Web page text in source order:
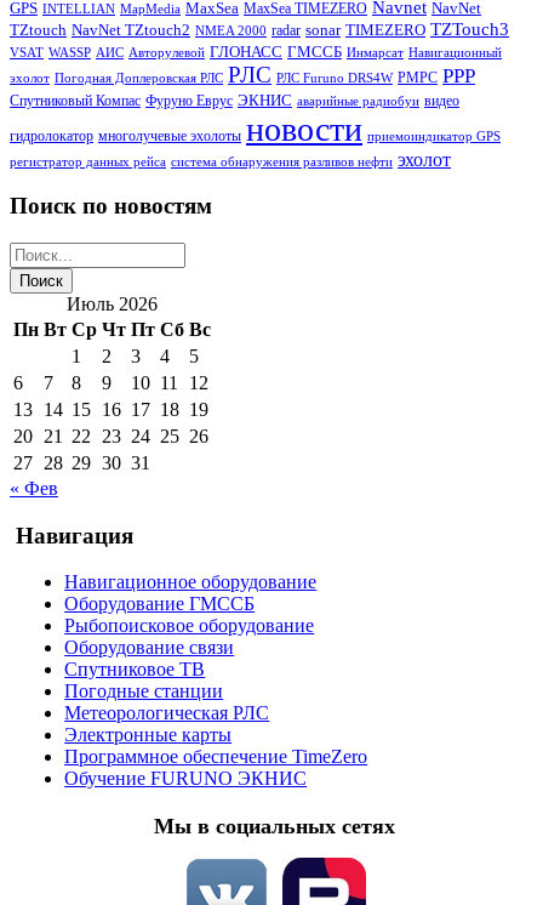
GPS INTELLIAN MapMedia MaxSea MaxSea TIMEZERO Navnet NavNet
TZtouch NavNet TZtouch2 NMEA 2000 radar sonar TIMEZERO TZTouch3
VSAT WASSP АИС Авторулевой ГЛОНАСС ГМССБ Инмарсат Навигационный
эхолот Погодная Доплеровская РЛС РЛС РЛС Furuno DRS4W РМРС РРР
Спутниковый Компас Фуруно Еврус ЭКНИС аварийные радиобуи видео
гидролокатор многолучевые эхолоты новости приемоиндикатор GPS
регистратор данных рейса система обнаружения разливов нефти эхолот
Поиск по новостям
Июль 2026
Пн Вт Ср Чт Пт Сб Вс
1
2 3 4
5
6
7 8 9 10 11
12
13 14 15 16 17 18 19
20 21 22 23 24 25 26
27 28 29 30 31
« Фев
Навигация
Навигационное оборудование
Оборудование ГМССБ
Рыбопоисковое оборудование
Оборудование связи
Спутниковое ТВ
Погодные станции
Метеорологическая РЛС
Электронные карты
Программное обеспечение TimeZero
Обучение FURUNO ЭКНИС
Мы в социальных сетях